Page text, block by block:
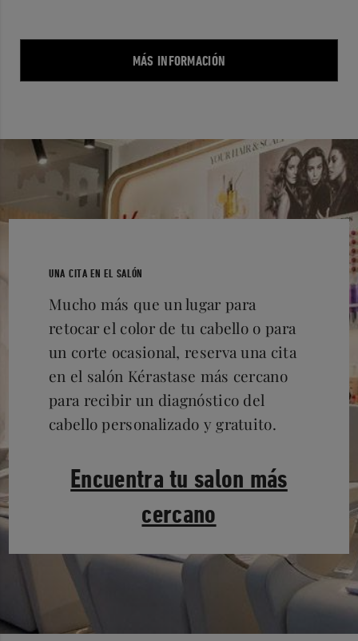
MÁS INFORMACIÓN
UNA CITA EN EL SALÓN
Mucho más que un lugar para
retocar el color de tu cabello o para
un corte ocasional, reserva una cita
en el salón Kérastase más cercano
para recibir un diagnóstico del
cabello personalizado y gratuito.
Encuentra tu salon más
cercano